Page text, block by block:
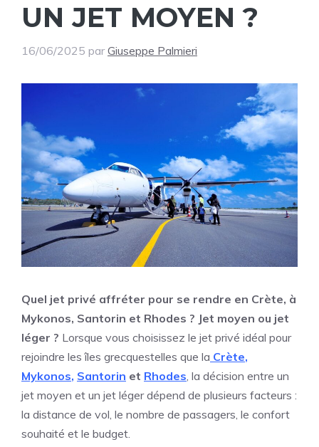
UN JET MOYEN ?
16/06/2025 par Giuseppe Palmieri
Quel jet privé affréter pour se rendre en Crète, à
Mykonos, Santorin et Rhodes ? Jet moyen ou jet
léger ? Lorsque vous choisissez le jet privé idéal pour
rejoindre les îles grecquestelles que la Crète,
Mykonos, Santorin et Rhodes , la décision entre un
jet moyen et un jet léger dépend de plusieurs facteurs :
la distance de vol, le nombre de passagers, le confort
souhaité et le budget.